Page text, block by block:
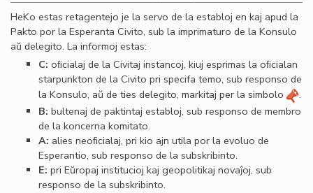
HeKo estas retagentejo je la servo de la establoj en kaj apud la
Pakto por la Esperanta Civito, sub la imprimaturo de la Konsulo
aŭ delegito. La informoj estas:
C: oﬁcialaj de la Civitaj instancoj, kiuj esprimas la oﬁcialan
starpunkton de la Civito pri specifa temo, sub responso de
la Konsulo, aŭ de ties delegito, markitaj per la simbolo
.
B: bultenaj de paktintaj establoj, sub responso de membro
de la koncerna komitato.
A: alies neoﬁcialaj, pri kio ajn utila por la evoluo de
Esperantio, sub responso de la subskribinto.
E: pri Eŭropaj institucioj kaj geopolitikaj novaĵoj, sub
responso de la subskribinto.